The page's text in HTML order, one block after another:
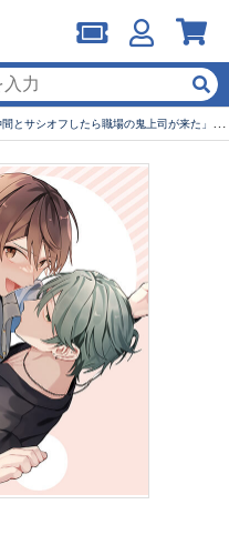
職場の鬼上司が来た」【出演声優：阿部敦 白井悠介 内田雄馬】